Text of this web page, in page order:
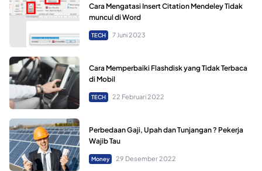
Cara Mengatasi Insert Citation Mendeley Tidak
muncul di Word
TECH 7 Juni 2023
Cara Memperbaiki Flashdisk yang Tidak Terbaca
di Mobil
TECH 22 Februari 2022
Perbedaan Gaji, Upah dan Tunjangan ? Pekerja
Wajib Tau
Money 29 Desember 2022